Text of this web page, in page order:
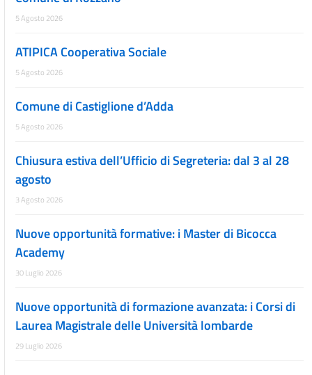
5 Agosto 2026
ATIPICA Cooperativa Sociale
5 Agosto 2026
Comune di Castiglione d’Adda
5 Agosto 2026
Chiusura estiva dell’Ufficio di Segreteria: dal 3 al 28
agosto
3 Agosto 2026
Nuove opportunità formative: i Master di Bicocca
Academy
30 Luglio 2026
Nuove opportunità di formazione avanzata: i Corsi di
Laurea Magistrale delle Università lombarde
29 Luglio 2026